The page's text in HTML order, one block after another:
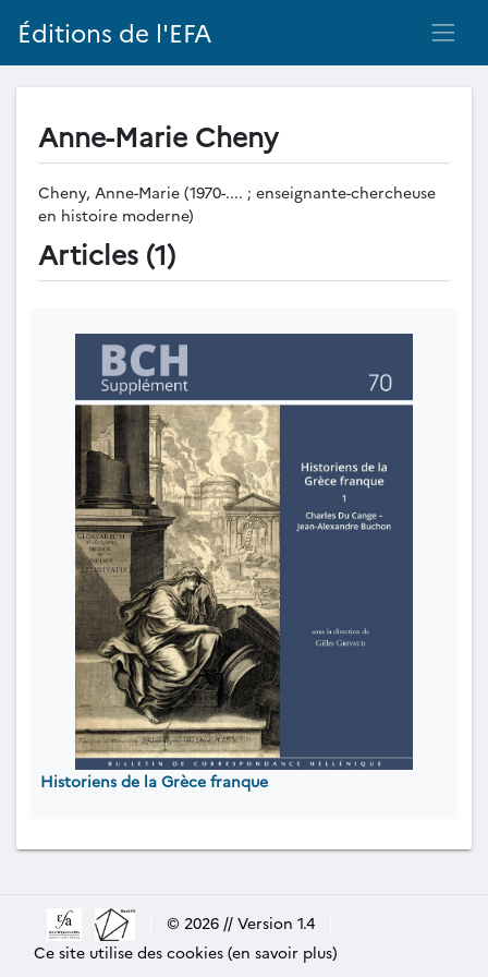
Éditions de l'EFA
Anne-Marie Cheny
Cheny, Anne-Marie (1970-.... ; enseignante-chercheuse
en histoire moderne)
Articles (1)
Historiens de la Grèce franque
© 2026 // Version 1.4
Ce site utilise des cookies (en savoir plus)